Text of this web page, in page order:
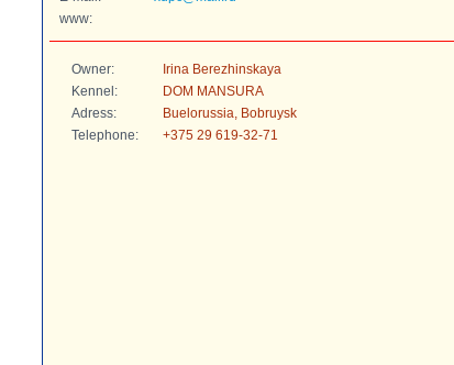
www:
Owner:
Irina Berezhinskaya
Kennel:
DOM MANSURA
Adress:
Buelorussia, Bobruysk
Telephone:
+375 29 619-32-71